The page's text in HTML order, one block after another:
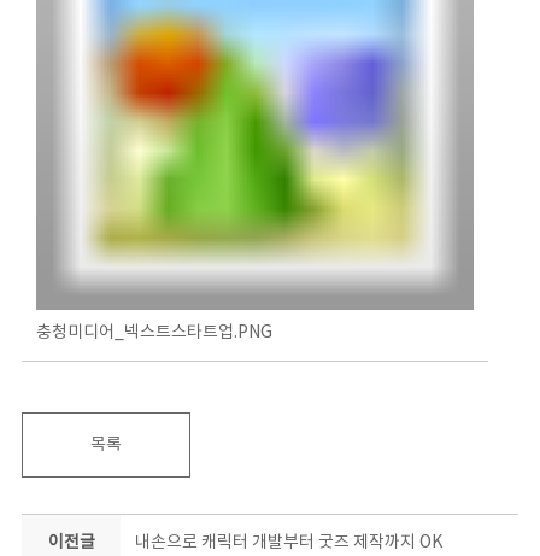
충청미디어_넥스트스타트업.PNG
목록
이전글 내손으로 캐릭터 개발부터 굿즈 제작까지 OK